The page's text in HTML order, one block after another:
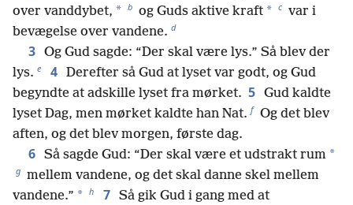
over vanddybet, * b og Guds aktive kraft * c var i
bevægelse over vandene. d
3 Og Gud sagde: “Der skal være lys.” Så blev der
lys. e 4 Derefter så Gud at lyset var godt, og Gud
begyndte at adskille lyset fra mørket. 5 Gud kaldte
lyset Dag, men mørket kaldte han Nat. f Og det blev
aften, og det blev morgen, første dag.
6 Så sagde Gud: “Der skal være et udstrakt rum *
g mellem vandene, og det skal danne skel mellem
vandene.” * h 7 Så gik Gud i gang med at